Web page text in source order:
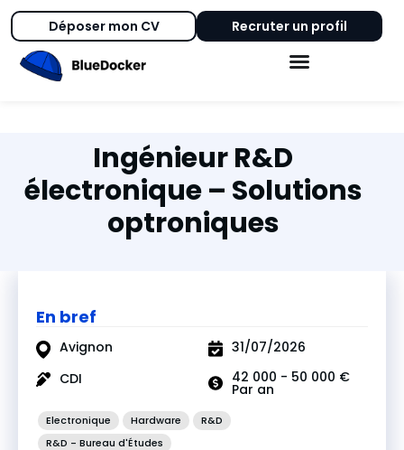
Déposer mon CV Recruter un profil
Ingénieur R&D
électronique – Solutions
optroniques
En bref
Avignon
CDI
31/07/2026
42 000 - 50 000 €
Par an
Electronique Hardware
R&D
R&D - Bureau d'Études